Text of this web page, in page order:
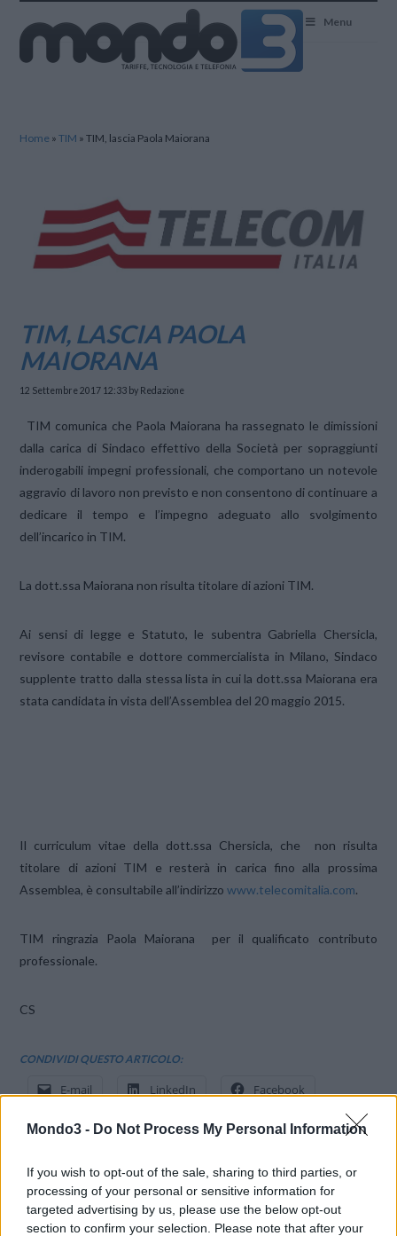
Mondo3 - Do Not Process My Personal Information
If you wish to opt-out of the sale, sharing to third parties, or
processing of your personal or sensitive information for
targeted advertising by us, please use the below opt-out
section to confirm your selection. Please note that after your
Menu
Home »TIM »TIM, lascia Paola Maiorana
TIM, LASCIA PAOLA
MAIORANA
12 Settembre 2017 12:33 by Redazione
TIM comunica che Paola Maiorana ha rassegnato le dimissioni
dalla carica di Sindaco effettivo della Società per sopraggiunti
inderogabili impegni professionali, che comportano un notevole
aggravio di lavoro non previsto e non consentono di continuare a
dedicare il tempo e l’impegno adeguato allo svolgimento
dell’incarico in TIM.
La dott.ssa Maiorana non risulta titolare di azioni TIM.
Ai sensi di legge e Statuto, le subentra Gabriella Chersicla,
revisore contabile e dottore commercialista in Milano, Sindaco
supplente tratto dalla stessa lista in cui la dott.ssa Maiorana era
stata candidata in vista dell’Assemblea del 20 maggio 2015.
Il curriculum vitae della dott.ssa Chersicla, che non risulta
titolare di azioni TIM e resterà in carica fino alla prossima
Assemblea, è consultabile all’indirizzowww.telecomitalia.com.
TIM ringrazia Paola Maiorana per il qualificato contributo
professionale.
CS
CONDIVIDI QUESTO ARTICOLO:
E-mail LinkedIn Facebook
X Mastodon Telegram
WhatsApp Stampa Altro